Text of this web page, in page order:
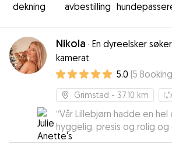
dekning
avbestilling
Nikola · En dyreelsker
kamerat
5.0 (5
Grimstad - 37.10 km
“Vår Lillebjørn hadde en hel
hyggelig, presis og rolig
Lillebjørn var trygg på